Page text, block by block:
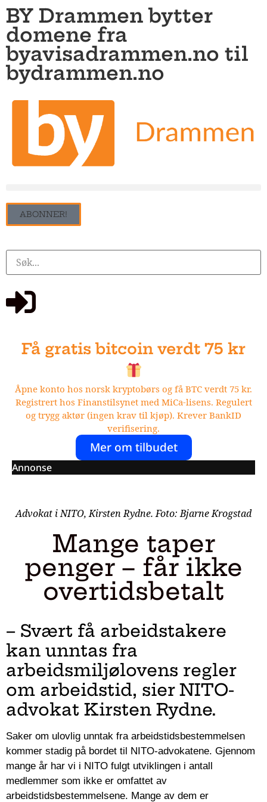
BY Drammen bytter
domene fra
byavisadrammen.no til
bydrammen.no
ABONNER!
Få gratis bitcoin verdt 75 kr
Åpne konto hos norsk kryptobørs og få BTC verdt 75 kr.
Registrert hos Finanstilsynet med MiCa-lisens. Regulert
og trygg aktør (ingen krav til kjøp). Krever BankID
verifisering.
Mer om tilbudet
Annonse
Advokat i NITO, Kirsten Rydne. Foto: Bjarne Krogstad
Mange taper
penger – får ikke
overtidsbetalt
– Svært få arbeidstakere
kan unntas fra
arbeidsmiljølovens regler
om arbeidstid, sier NITO-
advokat Kirsten Rydne.
Saker om ulovlig unntak fra arbeidstidsbestemmelsen
kommer stadig på bordet til NITO-advokatene. Gjennom
mange år har vi i NITO fulgt utviklingen i antall
medlemmer som ikke er omfattet av
arbeidstidsbestemmelsene. Mange av dem er